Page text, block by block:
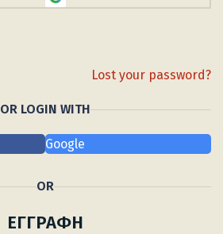
Lost your password?
OR LOGIN WITH
Google
OR
ΕΓΓΡΑΦΉ